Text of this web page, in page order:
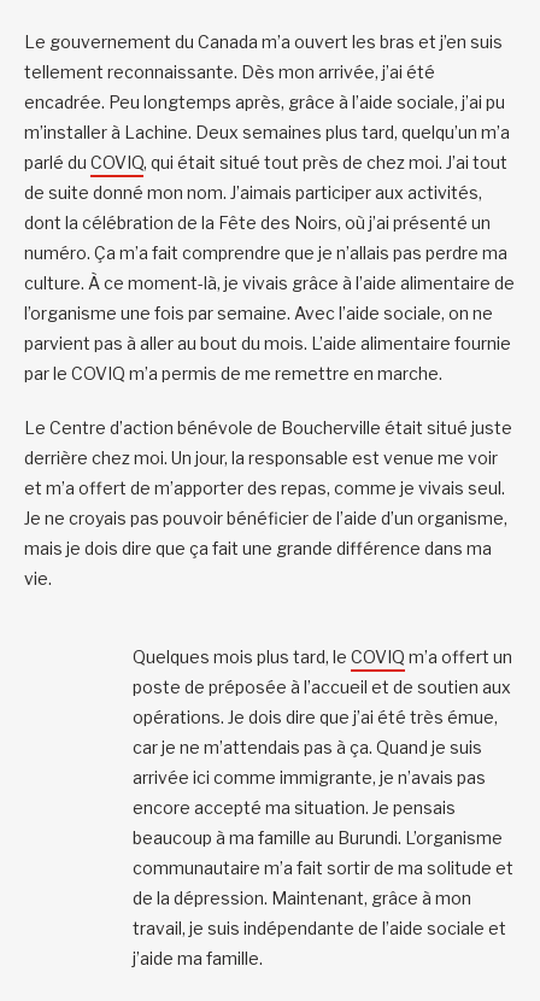
Le gouvernement du Canada m’a ouvert les bras et j’en suis
tellement reconnaissante. Dès mon arrivée, j’ai été
encadrée. Peu longtemps après, grâce à l’aide sociale, j’ai pu
m’installer à Lachine. Deux semaines plus tard, quelqu’un m’a
parlé du COVIQ, qui était situé tout près de chez moi. J’ai tout
de suite donné mon nom. J’aimais participer aux activités,
dont la célébration de la Fête des Noirs, où j’ai présenté un
numéro. Ça m’a fait comprendre que je n’allais pas perdre ma
culture. À ce moment-là, je vivais grâce à l’aide alimentaire de
l’organisme une fois par semaine. Avec l’aide sociale, on ne
parvient pas à aller au bout du mois. L’aide alimentaire fournie
par le COVIQ m’a permis de me remettre en marche.
Le Centre d’action bénévole de Boucherville était situé juste
derrière chez moi. Un jour, la responsable est venue me voir
et m’a offert de m’apporter des repas, comme je vivais seul.
Je ne croyais pas pouvoir bénéficier de l’aide d’un organisme,
mais je dois dire que ça fait une grande différence dans ma
vie.
Quelques mois plus tard, le COVIQ m’a offert un
poste de préposée à l’accueil et de soutien aux
opérations. Je dois dire que j’ai été très émue,
car je ne m’attendais pas à ça. Quand je suis
arrivée ici comme immigrante, je n’avais pas
encore accepté ma situation. Je pensais
beaucoup à ma famille au Burundi. L’organisme
communautaire m’a fait sortir de ma solitude et
de la dépression. Maintenant, grâce à mon
travail, je suis indépendante de l’aide sociale et
j’aide ma famille.